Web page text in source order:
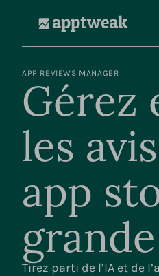
APP REVIEWS MANAGER
Gérez
les
app
Tirez parti de l’IA et de